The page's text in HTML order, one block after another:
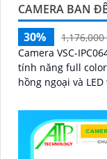
CAMERA BAN
30%
Camera VSC-
tính năng full color cho
hồng ngoại và